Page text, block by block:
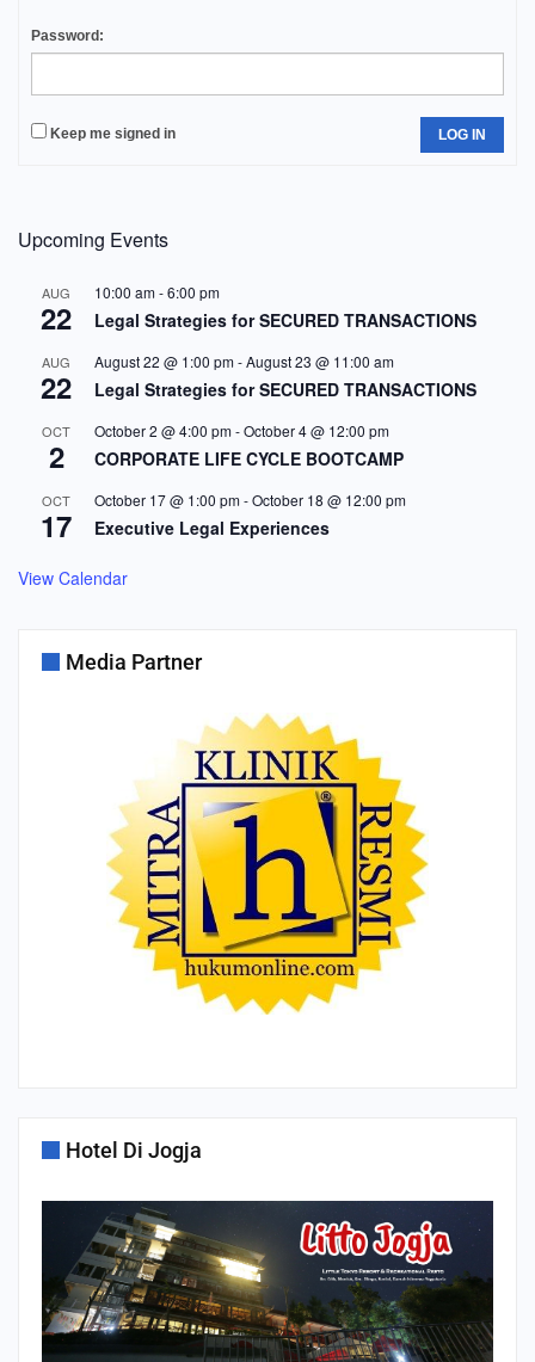
Password:
Keep me signed in LOG IN
Upcoming Events
AUG
22
10:00 am-6:00 pm
Legal Strategies for SECURED TRANSACTIONS
AUG
22
August 22 @ 1:00 pm-August 23 @ 11:00 am
Legal Strategies for SECURED TRANSACTIONS
OCT
2
October 2 @ 4:00 pm-October 4 @ 12:00 pm
CORPORATE LIFE CYCLE BOOTCAMP
OCT
17
October 17 @ 1:00 pm-October 18 @ 12:00 pm
Executive Legal Experiences
View Calendar
Media Partner
Hotel Di Jogja